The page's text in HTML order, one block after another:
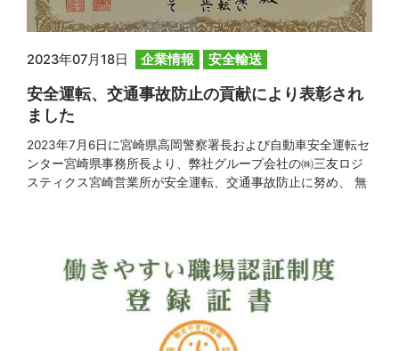
2023年07月18日 企業情報 安全輸送
安全運転、交通事故防止の貢献により表彰され
ました
2023年7月6日に宮崎県高岡警察署長および自動車安全運転セ
ンター宮崎県事務所長より、弊社グループ会社の㈱三友ロジ
スティクス宮崎営業所が安全運転、交通事故防止に努め、 無
転、交通事故防止に努めてまいります。